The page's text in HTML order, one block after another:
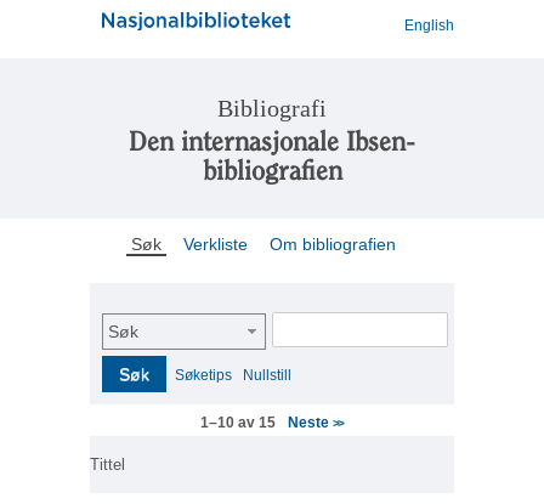
English
Bibliografi
Den internasjonale Ibsen-
bibliografien
Søk Verkliste Om bibliografien
Søk
Søk Søketips Nullstill
1–10 av 15 Neste>>
Tittel